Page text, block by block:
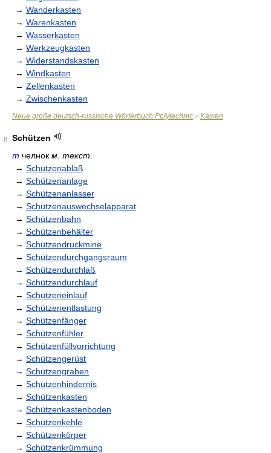
→ Wanderkasten
→ Warenkasten
→ Wasserkasten
→ Werkzeugkasten
→ Widerstandskasten
→ Windkasten
→ Zellenkasten
→ Zwischenkasten
Neue große deutsch-russische Wörterbuch Polytechnic > Kasten
8
Schützen
m челнок м. текст.
→ Schützenablaß
→ Schützenanlage
→ Schützenanlasser
→ Schützenauswechselapparat
→ Schützenbahn
→ Schützenbehälter
→ Schützendruckmine
→ Schützendurchgangsraum
→ Schützendurchlaß
→ Schützendurchlauf
→ Schützeneinlauf
→ Schützenentlastung
→ Schützenfänger
→ Schützenfühler
→ Schützenfüllvorrichtung
→ Schützengerüst
→ Schützengraben
→ Schützenhindernis
→ Schützenkasten
→ Schützenkastenboden
→ Schützenkehle
→ Schützenkörper
→ Schützenkrümmung